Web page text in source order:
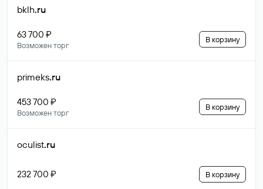
bklh.ru
63 700 ₽
Возможен торг
В корзину
primeks.ru
453 700 ₽
Возможен торг
В корзину
oculist.ru
232 700 ₽ В корзину